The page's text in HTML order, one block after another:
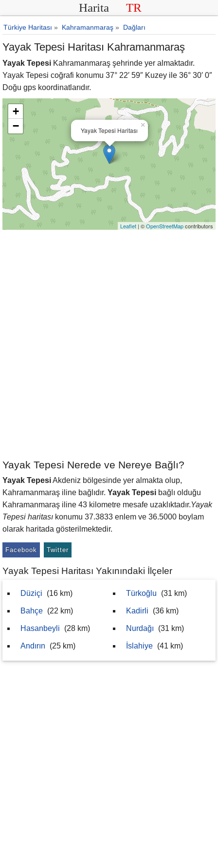
Harita TR
Türkiye Haritası » Kahramanmaraş » Dağları
Yayak Tepesi Haritası Kahramanmaraş
Yayak Tepesi Kahramanmaraş şehrinde yer almaktadır.
Yayak Tepesi coğrafi konumu 37° 22′ 59″ Kuzey ile 36° 30′ 0″
Doğu gps koordinatlarıdır.
Yayak Tepesi Haritası
×
+
−
Leaflet | ©OpenStreetMapcontributors
Yayak Tepesi Nerede ve Nereye Bağlı?
Yayak TepesiAkdeniz bölgesinde yer almakta olup,
Kahramanmaraş iline bağlıdır. Yayak Tepesi bağlı olduğu
Kahramanmaraş iline 43 kilometre mesafe uzaklıktadır.Yayak
Tepesi haritası konumu 37.3833 enlem ve 36.5000 boylam
olarak haritada gösterilmektedir.
Facebook Twitter
Yayak Tepesi Haritası Yakınındaki İlçeler
Düziçi (16 km)
Bahçe (22 km)
Hasanbeyli (28 km)
Andırın (25 km)
Türkoğlu (31 km)
Kadirli (36 km)
Nurdağı (31 km)
İslahiye (41 km)